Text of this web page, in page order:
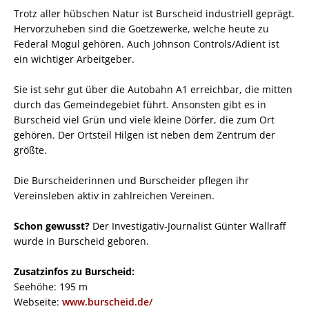
Trotz aller hübschen Natur ist Burscheid industriell geprägt.
Hervorzuheben sind die Goetzewerke, welche heute zu
Federal Mogul gehören. Auch Johnson Controls/Adient ist
ein wichtiger Arbeitgeber.
Sie ist sehr gut über die Autobahn A1 erreichbar, die mitten
durch das Gemeindegebiet führt. Ansonsten gibt es in
Burscheid viel Grün und viele kleine Dörfer, die zum Ort
gehören. Der Ortsteil Hilgen ist neben dem Zentrum der
größte.
Die Burscheiderinnen und Burscheider pflegen ihr
Vereinsleben aktiv in zahlreichen Vereinen.
Schon gewusst? Der Investigativ-Journalist Günter Wallraff
wurde in Burscheid geboren.
Zusatzinfos zu Burscheid:
Seehöhe: 195 m
Webseite: www.burscheid.de/